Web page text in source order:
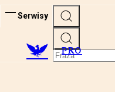
Serwisy
PRO